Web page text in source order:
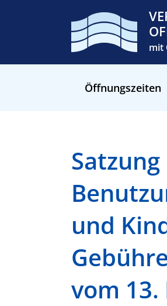
mit
Öffnungszeiten
und
vom 13.